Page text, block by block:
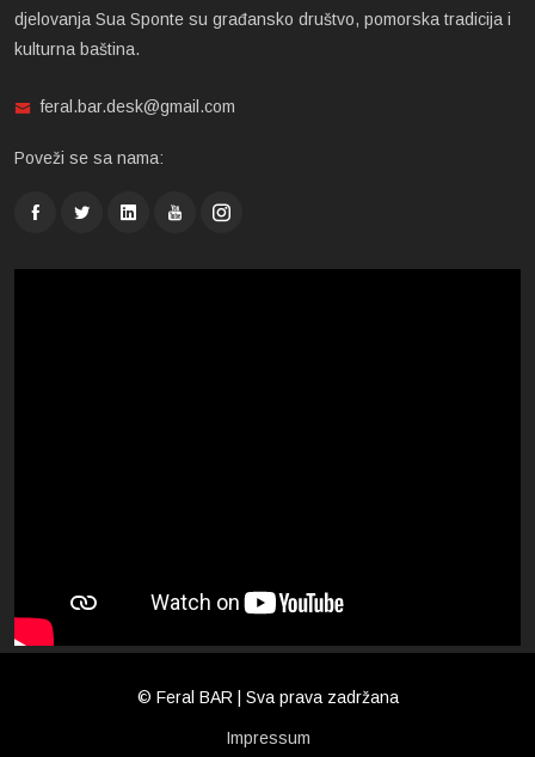
djelovanja Sua Sponte su građansko društvo, pomorska tradicija i
kulturna baština.
feral.bar.desk@gmail.com
Poveži se sa nama:
© Feral BAR | Sva prava zadržana
Impressum